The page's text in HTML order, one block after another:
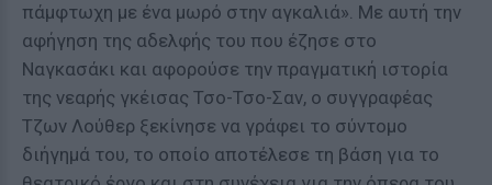
πάμφτωχη με ένα μωρό στην αγκαλιά». Με αυτή την
αφήγηση της αδελφής του που έζησε στο
Ναγκασάκι και αφορούσε την πραγματική ιστορία
της νεαρής γκέισας Τσο-Τσο-Σαν, ο συγγραφέας
Τζων Λούθερ ξεκίνησε να γράφει το σύντομο
διήγημά του, το οποίο αποτέλεσε τη βάση για το